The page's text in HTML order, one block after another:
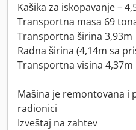
Kašika za iskopavanje –
Transportna masa 69
Transportna širina 3,93m
Radna širina (4,14m sa
Transportna visina 4,37m
Mašina je remontovana i
radionici
Izveštaj na zahtev